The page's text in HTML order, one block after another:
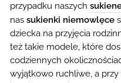
przypadku naszych
nas sukienki niemowlęce
dziecka na przyjęcia
też takie modele, które
codziennych
wyjątkowo ruchliwe, a